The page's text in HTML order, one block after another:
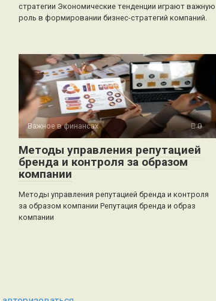
стратегии Экономические тенденции играют важную
роль в формировании бизнес-стратегий компаний.
Важное в финансах 0
Методы управления репутацией
бренда и контроля за образом
компании
Методы управления репутацией бренда и контроля
за образом компании Репутация бренда и образ
компании